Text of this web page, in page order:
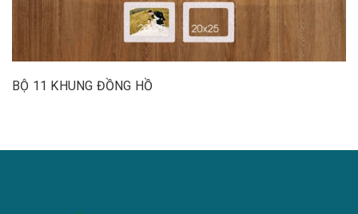
BỘ 11 KHUNG ĐỒNG HỒ